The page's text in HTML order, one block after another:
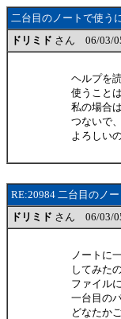
二台目のノートで使
ドリミド さん 06/03/
ヘルプを
使うこと
私の場合
つないで
よろしい
RE:20984 二台目のノ
ドリミド さん 06/03/
ノートに
してみた
ファイル
一台目の
どなたか